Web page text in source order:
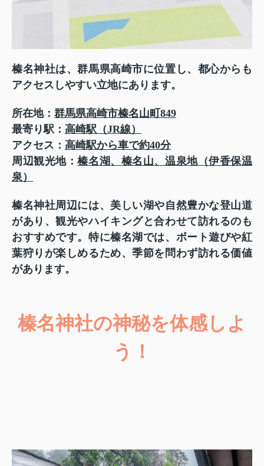
榛名神社は、群馬県高崎市に位置し、都心からも
アクセスしやすい立地にあります。
所在地： 群馬県高崎市榛名山町849
最寄り駅： 高崎駅（JR線）
アクセス： 高崎駅から車で約40分
周辺観光地：榛名湖、榛名山、温泉地（伊香保温
泉）
榛名神社周辺には、美しい湖や自然豊かな登山道
があり、観光やハイキングと合わせて訪れるのも
おすすめです。特に榛名湖では、ボート遊びや紅
葉狩りが楽しめるため、季節を問わず訪れる価値
があります。
榛名神社の神秘を体感しよ
う！